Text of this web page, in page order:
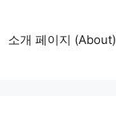
소개 페이지 (About)